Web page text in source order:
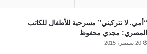
“أمي..لا تتركيني” مسرحية للأطفال للكاتب
المصري: مجدي محفوظ
20 سبتمبر، 2015